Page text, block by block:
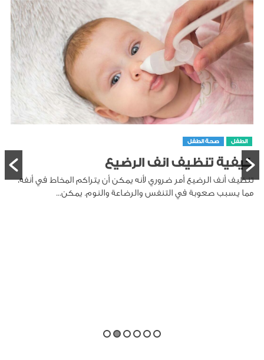
الطفل صحة الطفل
كيفية تنظيف انف الرضيع
تنظيف أنف الرضيع أمر ضروري لأنه يمكن أن يتراكم المخاط في أنفه،
مما يسبب صعوبة في التنفس والرضاعة والنوم. يمكن...